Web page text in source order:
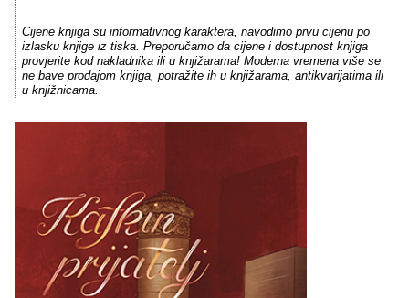
Cijene knjiga su informativnog karaktera, navodimo prvu cijenu po
izlasku knjige iz tiska. Preporučamo da cijene i dostupnost knjiga
provjerite kod nakladnika ili u knjižarama! Moderna vremena više se
ne bave prodajom knjiga, potražite ih u knjižarama, antikvarijatima ili
u knjižnicama.